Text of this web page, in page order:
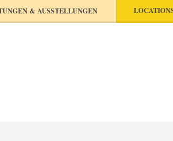
& AUSSTELLUNGEN